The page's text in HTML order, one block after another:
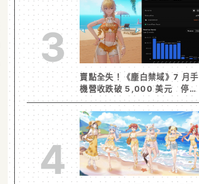
3
賣點全失！《塵白禁域》7 月手
機營收跌破 5,000 美元 停服
整改後玩家大量流失
4